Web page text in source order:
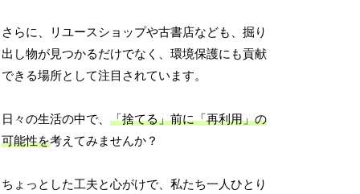
さらに、リユースショップや古書店なども、掘り
出し物が見つかるだけでなく、環境保護にも貢献
できる場所として注目されています。
日々の生活の中で、「捨てる」前に「再利用」の
可能性を考えてみませんか？
ちょっとした工夫と心がけで、私たち一人ひとり